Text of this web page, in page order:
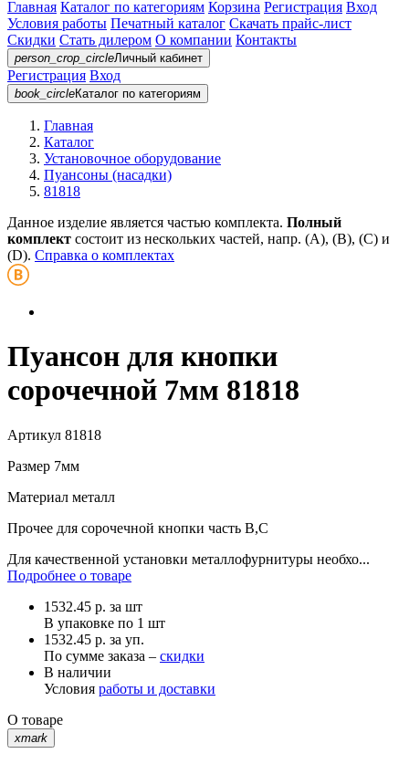
Главная Каталог по категориям Корзина Регистрация Вход
Условия работы Печатный каталог Скачать прайс-лист
Скидки Стать дилером О компании Контакты
person_crop_circleЛичный кабинет
Регистрация Вход
book_circleКаталог по категориям
Главная
Каталог
Установочное оборудование
Пуансоны (насадки)
81818
Данное изделие является частью комплекта. Полный
комплект состоит из нескольких частей, напр. (А), (B), (С) и
(D). Справка о комплектах
Пуансон для кнопки
сорочечной 7мм 81818
Артикул 81818
Размер 7мм
Материал металл
Прочее для сорочечной кнопки часть В,С
Для качественной установки металлофурнитуры необхо...
Подробнее о товаре
1532.45 р. за шт
В упаковке по 1 шт
1532.45 р. за уп.
По сумме заказа – скидки
В наличии
Условия работы и доставки
О товаре
xmark